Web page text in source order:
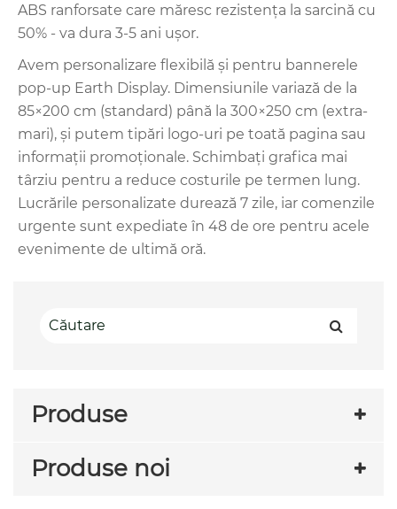
ABS ranforsate care măresc rezistența la sarcină cu
50% - va dura 3-5 ani ușor.
Avem personalizare flexibilă și pentru bannerele
pop-up Earth Display. Dimensiunile variază de la
85×200 cm (standard) până la 300×250 cm (extra-
mari), și putem tipări logo-uri pe toată pagina sau
informații promoționale. Schimbați grafica mai
târziu pentru a reduce costurile pe termen lung.
Lucrările personalizate durează 7 zile, iar comenzile
urgente sunt expediate în 48 de ore pentru acele
evenimente de ultimă oră.
Produse
Produse noi